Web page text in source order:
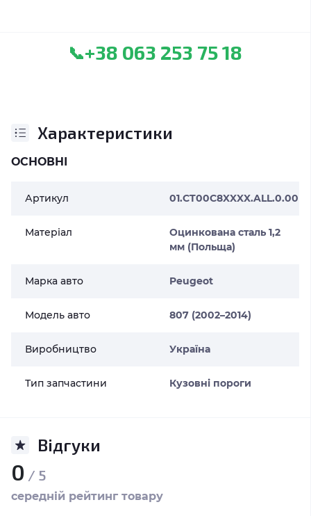
📞+38 063 253 75 18
Характеристики
ОСНОВНІ
Артикул 01.CT00C8XXXX.ALL.0.00
Матеріал
Оцинкована сталь 1,2
мм (Польща)
Марка авто Peugeot
Модель авто 807 (2002–2014)
Виробництво Україна
Тип запчастини Кузовні пороги
Відгуки
0 / 5
середній рейтинг товару